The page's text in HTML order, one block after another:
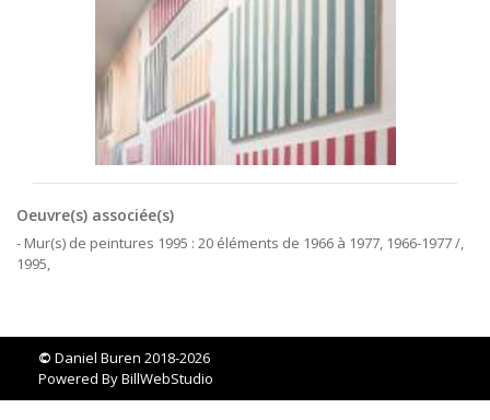
Oeuvre(s) associée(s)
- Mur(s) de peintures 1995 : 20 éléments de 1966 à 1977, 1966-1977 /,
1995,
© Daniel Buren 2018-2026
Powered ByBillWebStudio